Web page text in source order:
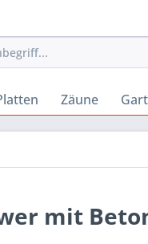
Zäune
mit